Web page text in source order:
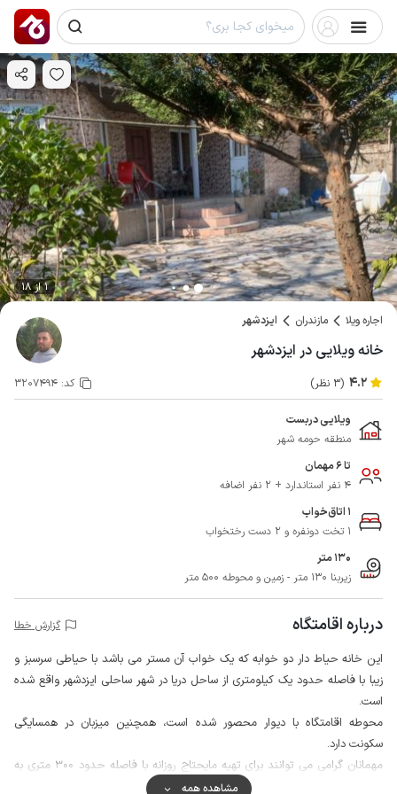
1 از 18
اجاره ویلا مازندران ایزدشهر
خانه ویلایی در ایزدشهر
4.2 (3 نظر) کد: 3207494
ویلایی دربست
منطقه حومه شهر
تا 6 مهمان
4 نفر استاندارد + 2 نفر اضافه
1 اتاق‌خواب
1 تخت دونفره و 2 دست رختخواب
130 متر
زیربنا 130 متر - زمین و محوطه 500 متر
درباره اقامتگاه گزارش خطا
این خانه حیاط دار دو خوابه که یک خواب آن مستر می باشد با حیاطی سرسبز و
زیبا با فاصله حدود یک کیلومتری از ساحل دریا در شهر ساحلی ایزدشهر واقع شده
است.
محوطه اقامتگاه با دیوار محصور شده است، همچنین میزبان در همسایگی
سکونت دارد.
مهمانان گرامی می توانند برای تهیه مایحتاج روزانه با فاصله حدود 300 متری به
سوپرمارکت و نانوایی دسترسی داشته باشند.
مشاهده همه